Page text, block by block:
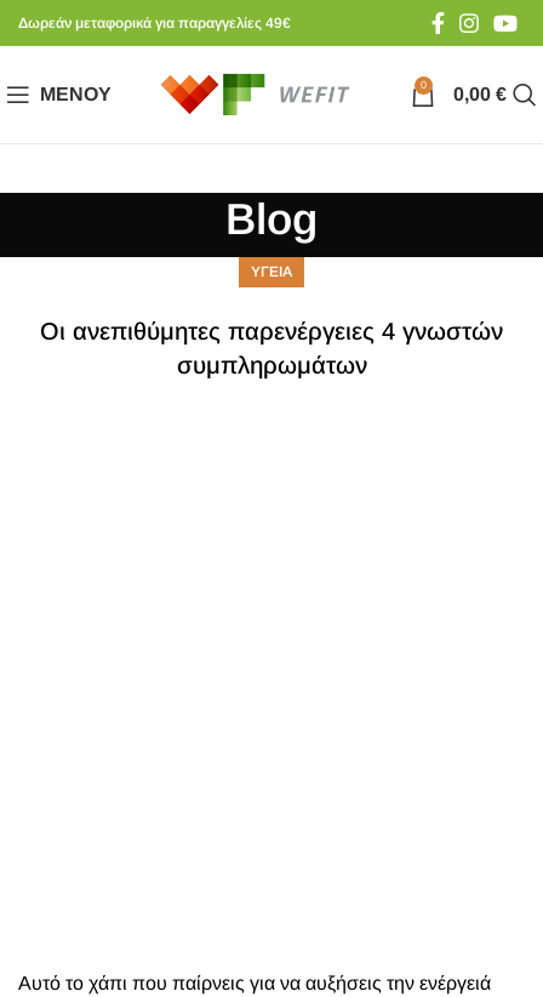
Δωρεάν μεταφορικά για παραγγελίες 49€
ΜΕΝΟΎ 0 0,00 €
Blog
ΥΓΕΙΑ
Οι ανεπιθύμητες παρενέργειες 4 γνωστών
συμπληρωμάτων
Αυτό το χάπι που παίρνεις για να αυξήσεις την ενέργειά